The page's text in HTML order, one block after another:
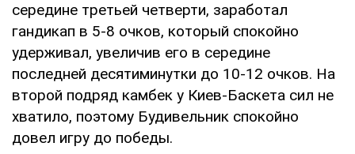
середине третьей четверти, заработал
гандикап в 5-8 очков, который спокойно
удерживал, увеличив его в середине
последней десятиминутки до 10-12 очков. На
второй подряд камбек у Киев-Баскета сил не
хватило, поэтому Будивельник спокойно
довел игру до победы.